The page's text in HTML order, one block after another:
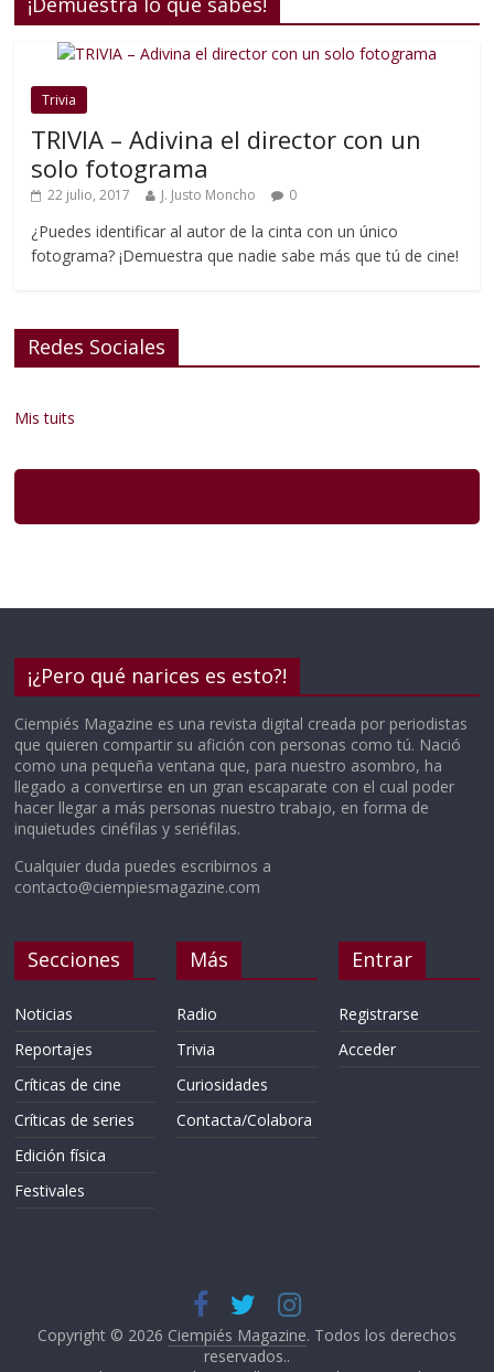
Trivia
TRIVIA – Adivina el director con un
solo fotograma
22 julio, 2017 J. Justo Moncho 0
¿Puedes identificar al autor de la cinta con un único
fotograma? ¡Demuestra que nadie sabe más que tú de cine!
Redes Sociales
Mis tuits
¡¿Pero qué narices es esto?!
Ciempiés Magazine es una revista digital creada por periodistas
que quieren compartir su afición con personas como tú. Nació
como una pequeña ventana que, para nuestro asombro, ha
llegado a convertirse en un gran escaparate con el cual poder
hacer llegar a más personas nuestro trabajo, en forma de
inquietudes cinéfilas y seriéfilas.
Cualquier duda puedes escribirnos a
contacto@ciempiesmagazine.com
Secciones
Noticias
Reportajes
Críticas de cine
Críticas de series
Edición física
Festivales
Más
Radio
Trivia
Curiosidades
Contacta/Colabora
Entrar
Registrarse
Acceder
Copyright © 2026 Ciempiés Magazine. Todos los derechos
reservados..